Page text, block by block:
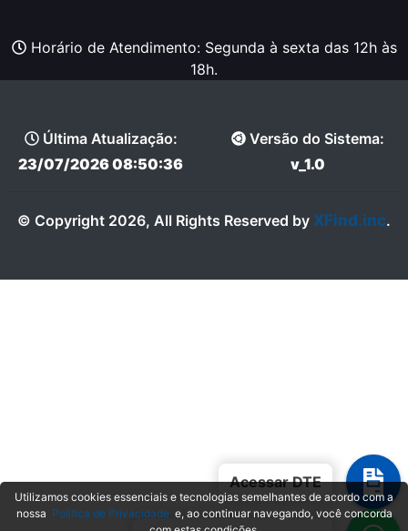
Acessar DTE
Horário de Atendimento: Segunda à sexta das 12h às
18h.
Última Atualização:
23/07/2026 08:50:36
Versão do Sistema:
v_1.0
© Copyright 2026, All Rights Reserved by XFind.inc.
Utilizamos cookies essenciais e tecnologias semelhantes de acordo com a
nossa Política de Privacidadee, ao continuar navegando, você concorda